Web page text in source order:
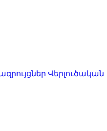
Վերլուծական